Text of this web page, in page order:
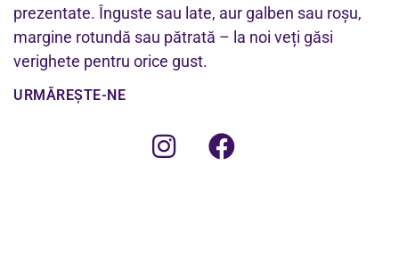
prezentate. Înguste sau late, aur galben sau roșu,
margine rotundă sau pătrată – la noi veți găsi
verighete pentru orice gust.
URMĂREȘTE-NE